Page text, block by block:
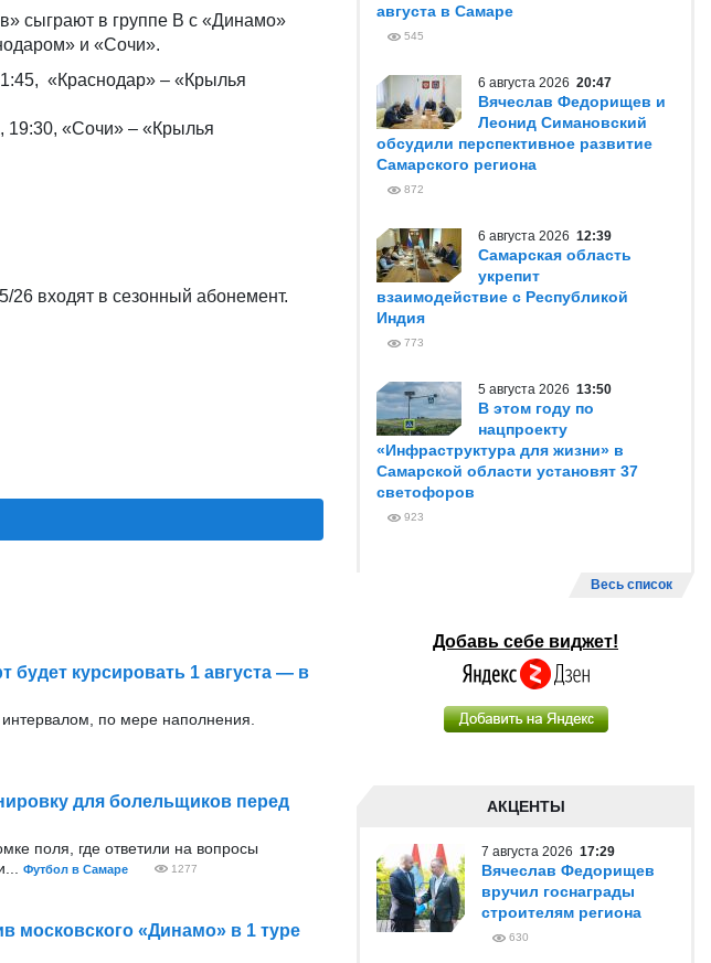
сыграют в группе B с «Динамо»
и «Сочи».
«Краснодар» – «Крылья
19:30, «Сочи» – «Крылья
входят в сезонный абонемент.
курсировать 1 августа — в
по мере наполнения.
для болельщиков перед
поля, где ответили на вопросы
Футбол в Самаре 1277
московского «Динамо» в 1 туре
августа в Самаре
545
6 августа 2026 20:47
Вячеслав Федорищев и
Леонид Симановский
обсудили перспективное развитие
Самарского региона
872
6 августа 2026 12:39
Самарская область
укрепит
взаимодействие с Республикой
Индия
773
5 августа 2026 13:50
В этом году по
нацпроекту
«Инфраструктура для жизни» в
Самарской области установят 37
светофоров
923
Весь список
Добавь себе виджет!
АКЦЕНТЫ
7 августа 2026 17:29
Вячеслав Федорищев
вручил госнаграды
строителям региона
630